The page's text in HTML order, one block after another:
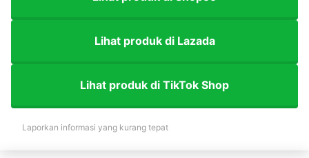
Lihat produk di Lazada
Lihat produk di TikTok Shop
Laporkan informasi yang kurang tepat